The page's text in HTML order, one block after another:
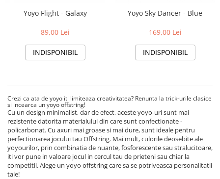
Yoyo Flight - Galaxy
89,00 Lei
INDISPONIBIL
Yoyo Sky Dancer - Blue
169,00 Lei
INDISPONIBIL
Crezi ca ata de yoyo iti limiteaza creativitatea? Renunta la trick-urile clasice
si incearca un yoyo offstring!
Cu un design minimalist, dar de efect, aceste yoyo-uri sunt mai
rezistente datorita materialului din care sunt confectionate -
policarbonat. Cu axuri mai groase si mai dure, sunt ideale pentru
perfectionarea jocului tau Offstring. Mai mult, culorile deosebite ale
yoyourilor, prin combinatia de nuante, fosforescente sau stralucitoare,
iti vor pune in valoare jocul in cercul tau de prieteni sau chiar la
competitii. Alege un yoyo offstring care sa se potriveasca personalitatii
tale!